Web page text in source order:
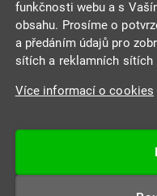
INTEGRA CENTRUM
Jabloňová 662/7
Datová schránka:
funkčnosti webu a s
obsahu. Prosíme o
a předáním údajů pro
sítích a reklamních sítích
Více informací o cookies